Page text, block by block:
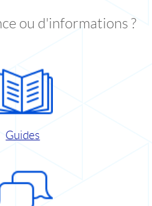
ou d'informations ?
Guides